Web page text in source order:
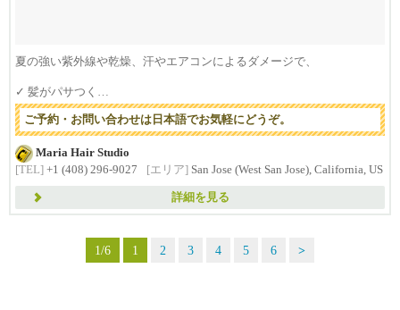
夏の強い紫外線や乾燥、汗やエアコンによるダメージで、
✓ 髪がパサつく
✓ まとまりにくい
✓...ご予約・お問い合わせは日本語でお気軽にどうぞ。
Maria Hair Studio
[TEL] +1 (408) 296-9027 [エリア] San Jose (West San Jose), California, US
詳細を見る
1/6 1 2 3 4 5 6 >